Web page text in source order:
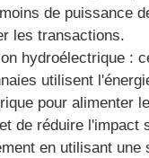
de puissance
les transactions.
hydroélectrique :
utilisent
pour alimenter
de réduire l'impact
en utilisant une